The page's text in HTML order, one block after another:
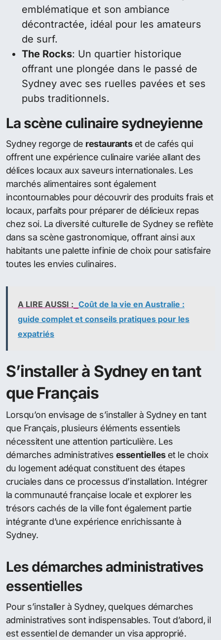
emblématique et son ambiance
décontractée, idéal pour les amateurs
de surf.
The Rocks: Un quartier historique
offrant une plongée dans le passé de
Sydney avec ses ruelles pavées et ses
pubs traditionnels.
La scène culinaire sydneyienne
Sydney regorge de restaurantset de cafés qui
offrent une expérience culinaire variée allant des
délices locaux aux saveurs internationales. Les
marchés alimentaires sont également
incontournables pour découvrir des produits frais et
locaux, parfaits pour préparer de délicieux repas
chez soi. La diversité culturelle de Sydney se reflète
dans sa scène gastronomique, offrant ainsi aux
habitants une palette infinie de choix pour satisfaire
toutes les envies culinaires.
A LIRE AUSSI : Coût de la vie en Australie :
guide complet et conseils pratiques pour les
expatriés
S’installer à Sydney en tant
que Français
Lorsqu’on envisage de s’installer à Sydney en tant
que Français, plusieurs éléments essentiels
nécessitent une attention particulière. Les
démarches administratives essentielleset le choix
du logement adéquat constituent des étapes
cruciales dans ce processus d’installation. Intégrer
la communauté française locale et explorer les
trésors cachés de la ville font également partie
intégrante d’une expérience enrichissante à
Sydney.
Les démarches administratives
essentielles
Pour s’installer à Sydney, quelques démarches
administratives sont indispensables. Tout d’abord, il
est essentiel de demander un visa approprié.